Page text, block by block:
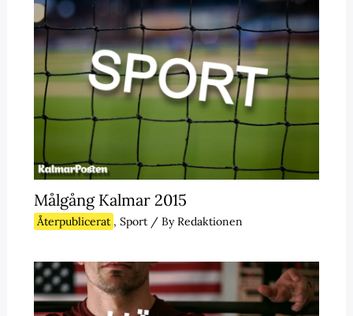
Målgång Kalmar 2015
Återpublicerat , Sport/ ByRedaktionen